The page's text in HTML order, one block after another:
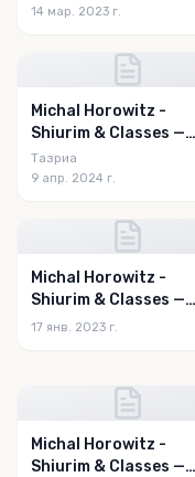
14 мар. 2023 г.
Michal Horowitz -
Shiurim & Classes —
Tazria 5784
Тазриа
9 апр. 2024 г.
Michal Horowitz -
Shiurim & Classes —
Vaeira 5783
17 янв. 2023 г.
Michal Horowitz -
Shiurim & Classes —